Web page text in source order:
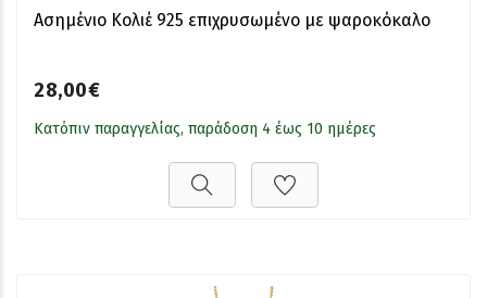
Ασημένιο Κολιέ 925 επιχρυσωμένο με ψαροκόκαλο
28,00€
Κατόπιν παραγγελίας, παράδοση 4 έως 10 ημέρες